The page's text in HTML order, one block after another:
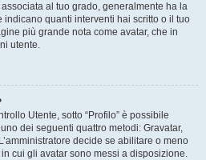
al tuo grado, generalmente ha la
indicano quanti interventi hai scritto o il tuo
più grande nota come avatar, che in
utente.
Utente, sotto “Profilo” è possibile
dei seguenti quattro metodi: Gravatar,
decide se abilitare o meno
cui gli avatar sono messi a disposizione.